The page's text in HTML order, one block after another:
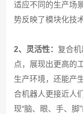
适应不同的生产场
势反映了模块化技
2、灵活性： 复合
点，展现出更高的
生产环境，还能产
合机器人更接近人
现“脑、眼、手、脚